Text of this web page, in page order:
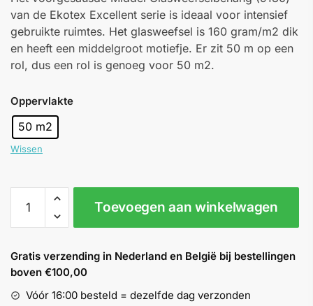
van de Ekotex Excellent serie is ideaal voor intensief
gebruikte ruimtes. Het glasweefsel is 160 gram/m2 dik
en heeft een middelgroot motiefje. Er zit 50 m op een
rol, dus een rol is genoeg voor 50 m2.
Oppervlakte
50 m2
Wissen
EXCELLENT
Middel
aantal
Toevoegen aan winkelwagen
Gratis verzending in Nederland en België bij bestellingen
boven €100,00
Vóór 16:00 besteld = dezelfde dag verzonden